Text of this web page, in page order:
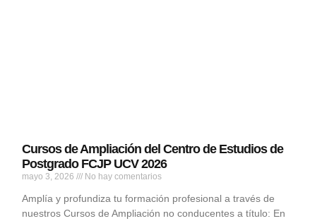
Cursos de Ampliación del Centro de Estudios de
Postgrado FCJP UCV 2026
mayo 3, 2026 No hay comentarios
Amplía y profundiza tu formación profesional a través de
nuestros Cursos de Ampliación no conducentes a título: En